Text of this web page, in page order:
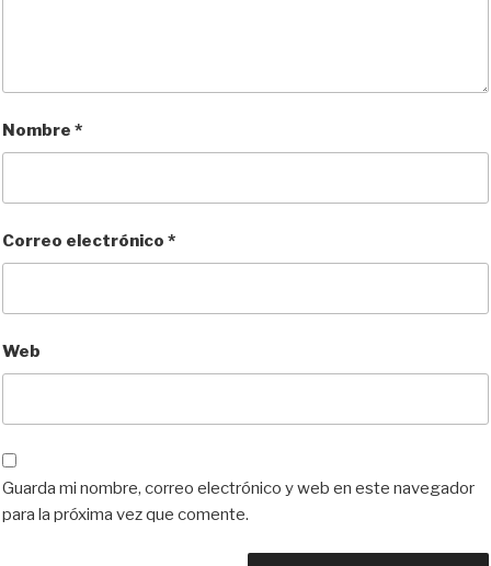
Nombre *
Correo electrónico *
Web
Guarda mi nombre, correo electrónico y web en este navegador
para la próxima vez que comente.